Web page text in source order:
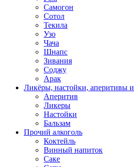
Самогон
Сотол
Текила
Узо
Чача
Шнапс
Зивания
Соджу
Арак
Ликёры, настойки, аперитивы
Аперитив
Ликеры
Настойки
Бальзам
Прочий алкоголь
Коктейль
Винный напиток
Саке